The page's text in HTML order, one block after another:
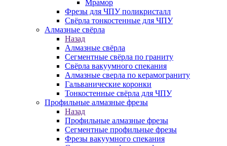
Мрамор
Фрезы для ЧПУ поликристалл
Свёрла тонкостенные для ЧПУ
Алмазные свёрла
Назад
Алмазные свёрла
Сегментные свёрла по граниту
Свёрла вакуумного спекания
Алмазные сверла по керамограниту
Гальванические коронки
Тонкостенные свёрла для ЧПУ
Профильные алмазные фрезы
Назад
Профильные алмазные фрезы
Сегментные профильные фрезы
Фрезы вакуумного спекания